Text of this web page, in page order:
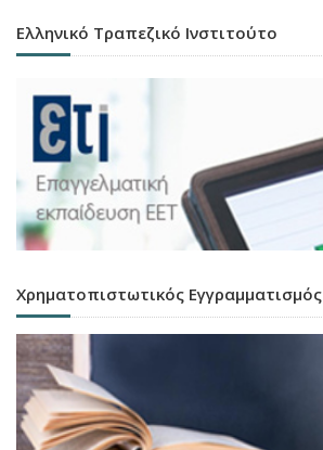
Ελληνικό Τραπεζικό Ινστιτούτο
Χρηματοπιστωτικός Εγγραμματισμός